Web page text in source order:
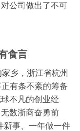
公司做出了不可
食言
乡，浙江省杭州
有条不紊的筹备
不凡的创业经
数浙商奋勇前
新事、一年做一件